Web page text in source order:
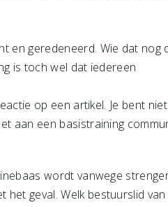
en geredeneerd. Wie dat nog
is toch wel dat iedereen
op een artikel. Je bent
aan een basistraining
wordt vanwege
geval. Welk bestuurslid van